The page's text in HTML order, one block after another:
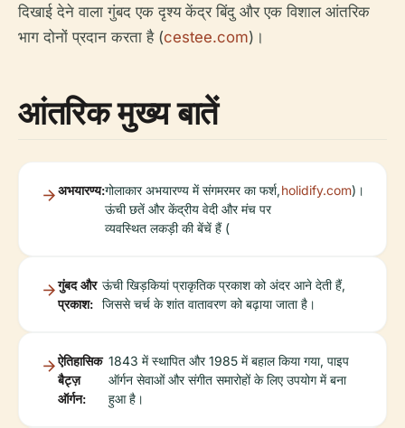
दिखाई देने वाला गुंबद एक दृश्य केंद्र बिंदु और एक विशाल आंतरिक
भाग दोनों प्रदान करता है (cestee.com)।
आंतरिक मुख्य बातें
अभयारण्य:गोलाकार अभयारण्य में संगमरमर का फर्श,
ऊंची छतें और केंद्रीय वेदी और मंच पर
व्यवस्थित लकड़ी की बेंचें हैं (
holidify.com)।
गुंबद और
प्रकाश:
ऊंची खिड़कियां प्राकृतिक प्रकाश को अंदर आने देती हैं,
जिससे चर्च के शांत वातावरण को बढ़ाया जाता है।
ऐतिहासिक
बैट्ज़
ऑर्गन:
1843 में स्थापित और 1985 में बहाल किया गया, पाइप
ऑर्गन सेवाओं और संगीत समारोहों के लिए उपयोग में बना
हुआ है।